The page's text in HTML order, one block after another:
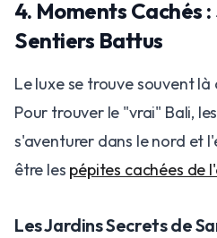
4. Moments Cachés
Sentiers Battus
Le luxe se trouve souvent
Pour trouver le "vrai" Bali, les
s'aventurer dans le nord et
être les pépites cachées de
Les Jardins Secrets de